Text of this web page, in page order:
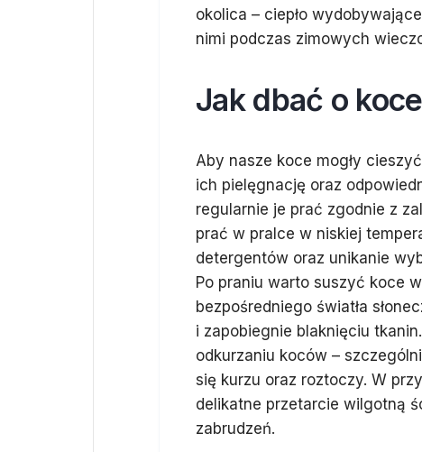
okolica – ciepło
nimi podczas zimowych
Jak dbać o
Aby nasze koce mogły
ich pielęgnację oraz
regularnie je prać zgodnie z
prać w pralce w niskiej
detergentów oraz unikanie
Po praniu warto suszyć koce
bezpośredniego światła
i zapobiegnie blaknięciu
odkurzaniu koców –
się kurzu oraz roztoczy. W
delikatne przetarcie wilgotną
zabrudzeń.